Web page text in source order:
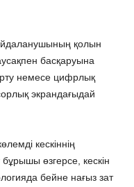
қолын
басқаруына
немесе цифрлық
экрандағыдай
кескіннің
өзгерсе, кескін
бейне нағыз зат